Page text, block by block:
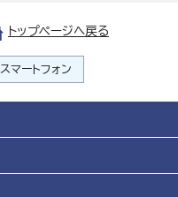
トップページへ戻る
スマートフォン